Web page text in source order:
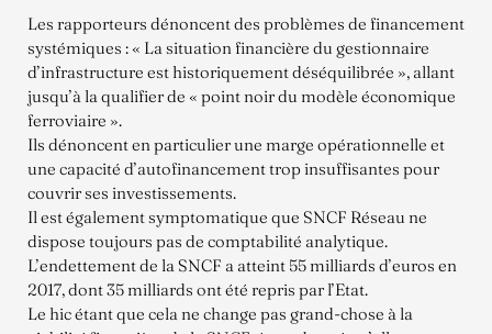
Les rapporteurs dénoncent des problèmes de financement
systémiques : « La situation financière du gestionnaire
d’infrastructure est historiquement déséquilibrée », allant
jusqu’à la qualifier de « point noir du modèle économique
ferroviaire ».
Ils dénoncent en particulier une marge opérationnelle et
une capacité d’autofinancement trop insuffisantes pour
couvrir ses investissements.
Il est également symptomatique que SNCF Réseau ne
dispose toujours pas de comptabilité analytique.
L’endettement de la SNCF a atteint 55 milliards d’euros en
2017, dont 35 milliards ont été repris par l’Etat.
Le hic étant que cela ne change pas grand-chose à la